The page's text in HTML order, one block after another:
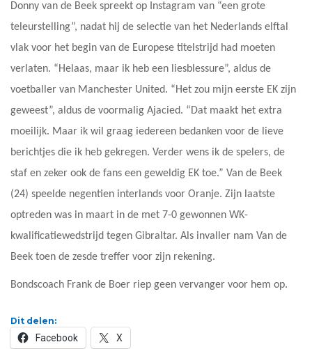
Donny van de Beek spreekt op Instagram van “een grote
teleurstelling”, nadat hij de selectie van het Nederlands elftal
vlak voor het begin van de Europese titelstrijd had moeten
verlaten. “Helaas, maar ik heb een liesblessure”, aldus de
voetballer van Manchester United. “Het zou mijn eerste EK zijn
geweest”, aldus de voormalig Ajacied. “Dat maakt het extra
moeilijk. Maar ik wil graag iedereen bedanken voor de lieve
berichtjes die ik heb gekregen. Verder wens ik de spelers, de
staf en zeker ook de fans een geweldig EK toe.” Van de Beek
(24) speelde negentien interlands voor Oranje. Zijn laatste
optreden was in maart in de met 7-0 gewonnen WK-
kwalificatiewedstrijd tegen Gibraltar. Als invaller nam Van de
Beek toen de zesde treffer voor zijn rekening.
Bondscoach Frank de Boer riep geen vervanger voor hem op.
Dit delen:
Facebook X